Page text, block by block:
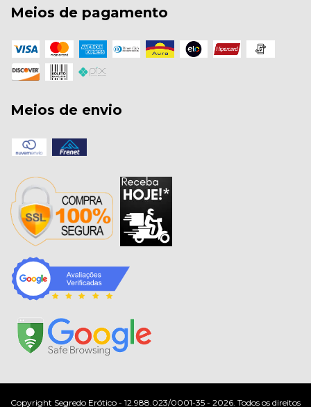
Meios de pagamento
Meios de envio
Copyright Segredo Erótico - 12.988.023/0001-35 - 2026. Todos os direitos